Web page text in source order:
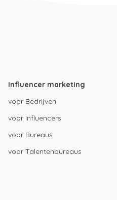
Influencer marketing
voor Bedrijven
voor Influencers
voor Bureaus
voor Talentenbureaus